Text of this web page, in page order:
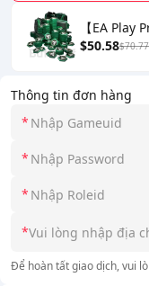
Thông tin đơn hàng
*
*
*
*
Để hoàn tất giao dịch, vui
【EA Play
$50.58$70.77